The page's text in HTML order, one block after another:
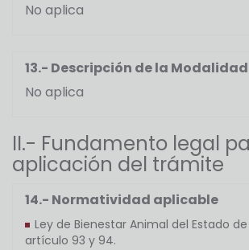
No aplica
13.- Descripción de la Modalidad
No aplica
II.- Fundamento legal
aplicación del trámite
14.- Normatividad aplicable
Ley de Bienestar Animal del Estado de
artículo 93 y 94.